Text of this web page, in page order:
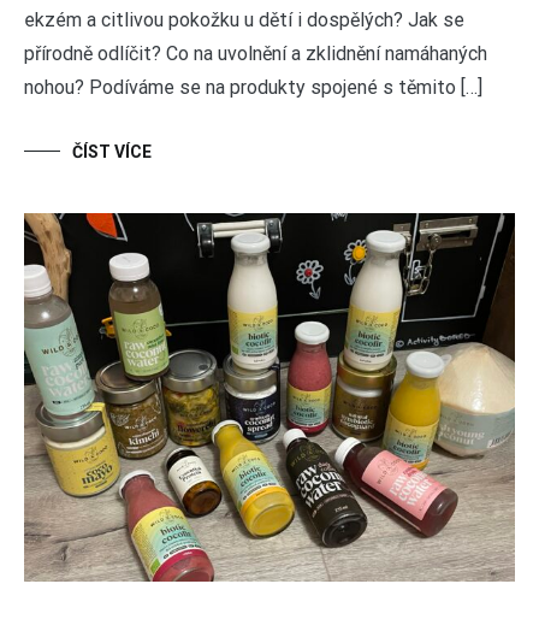
ekzém a citlivou pokožku u dětí i dospělých? Jak se
přírodně odlíčit? Co na uvolnění a zklidnění namáhaných
nohou? Podíváme se na produkty spojené s těmito […]
ČÍST VÍCE